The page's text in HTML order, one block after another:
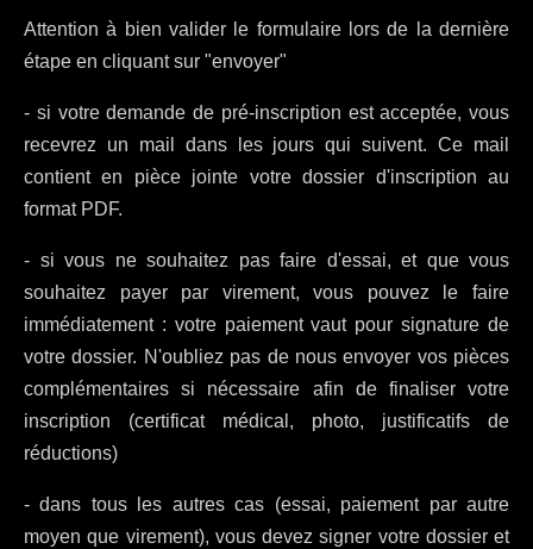
Attention à bien valider le formulaire lors de la dernière
étape en cliquant sur "envoyer"
- si votre demande de pré-inscription est acceptée, vous
recevrez un mail dans les jours qui suivent. Ce mail
contient en pièce jointe votre dossier d'inscription au
format PDF.
- si vous ne souhaitez pas faire d'essai, et que vous
souhaitez payer par virement, vous pouvez le faire
immédiatement : votre paiement vaut pour signature de
votre dossier. N'oubliez pas de nous envoyer vos pièces
complémentaires si nécessaire afin de finaliser votre
inscription (certificat médical, photo, justificatifs de
réductions)
- dans tous les autres cas (essai, paiement par autre
moyen que virement), vous devez signer votre dossier et